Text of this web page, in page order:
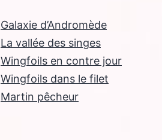
Galaxie d’Andromède
La vallée des singes
Wingfoils en contre jour
Wingfoils dans le filet
Martin pêcheur